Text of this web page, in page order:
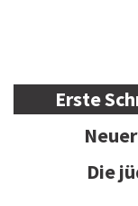
Erste
Die